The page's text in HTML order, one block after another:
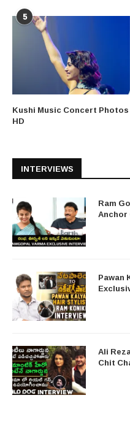
5
Kushi Music Concert Photos
HD
INTERVIEWS
Ram
Anchor
Pawan
Ali
Chit